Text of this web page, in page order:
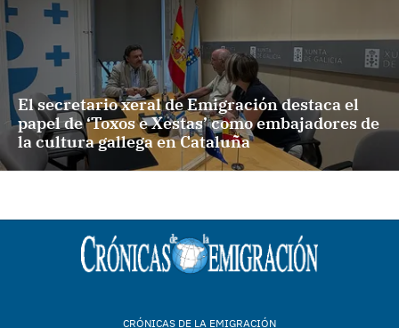
El secretario xeral de Emigración destaca el
papel de ‘Toxos e Xestas’ como embajadores de
la cultura gallega en Cataluña
CRÓNICAS DE LA EMIGRACIÓN